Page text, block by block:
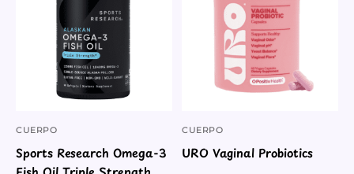
CUERPO
Sports Research Omega-3
CUERPO
URO Vaginal Probiotics